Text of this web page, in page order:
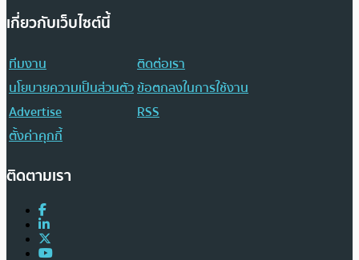
เกี่ยวกับเว็บไซต์นี้
ทีมงาน
ติดต่อเรา
นโยบายความเป็นส่วนตัวข้อตกลงในการใช้งาน
Advertise
RSS
ตั้งค่าคุกกี้
ติดตามเรา